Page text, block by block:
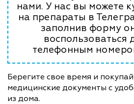
нами. У нас вы можете
на препараты в
заполнив форму
воспользоваться
телефонным
Берегите свое время и
медицинские документы с
из дома.